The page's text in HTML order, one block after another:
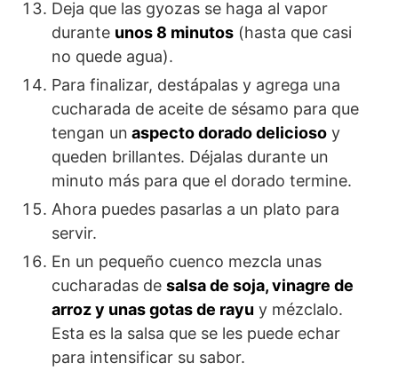
Deja que las gyozas se haga al vapor
durante unos 8 minutos (hasta que casi
no quede agua).
Para finalizar, destápalas y agrega una
cucharada de aceite de sésamo para que
tengan un aspecto dorado delicioso y
queden brillantes. Déjalas durante un
minuto más para que el dorado termine.
Ahora puedes pasarlas a un plato para
servir.
En un pequeño cuenco mezcla unas
cucharadas de salsa de soja, vinagre de
arroz y unas gotas de rayu y mézclalo.
Esta es la salsa que se les puede echar
para intensificar su sabor.